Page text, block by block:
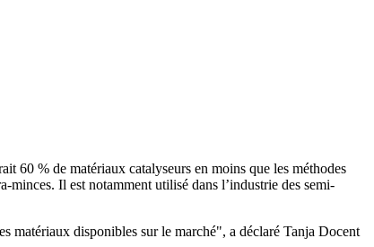
60 % de matériaux catalyseurs en moins que les méthodes
minces. Il est notamment utilisé dans l’industrie des semi-
matériaux disponibles sur le marché", a déclaré Tanja Docent